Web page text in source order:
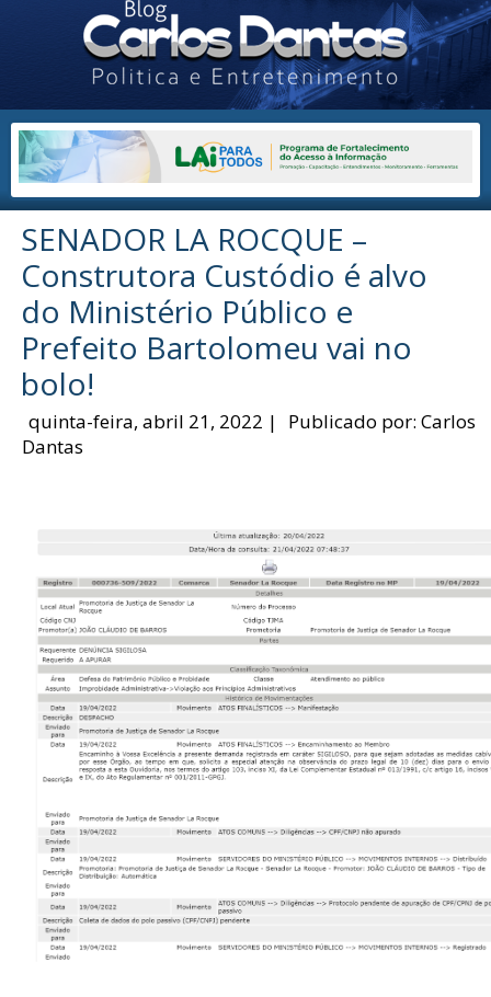
SENADOR LA ROCQUE –
Construtora Custódio é alvo
do Ministério Público e
Prefeito Bartolomeu vai no
bolo!
quinta-feira, abril 21, 2022 | Publicado por:Carlos
Dantas